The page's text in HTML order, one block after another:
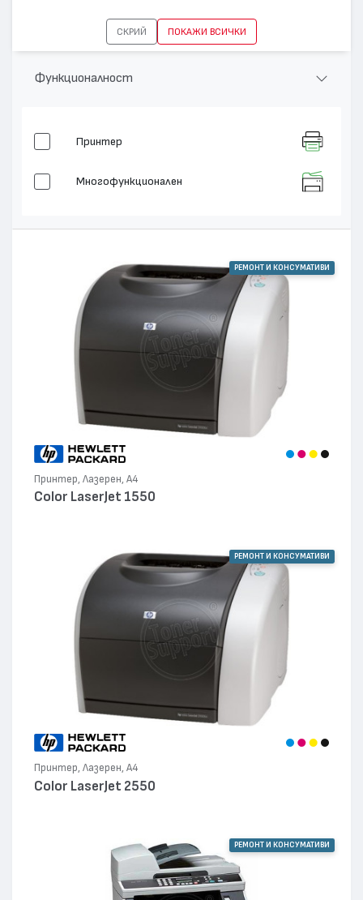
СКРИЙ ПОКАЖИ ВСИЧКИ
Функционалност
Принтер
Многофункционален
РЕМОНТ И КОНСУМАТИВИ
Принтер, Лазерен, А4
Color LaserJet 1550
РЕМОНТ И КОНСУМАТИВИ
Принтер, Лазерен, А4
Color LaserJet 2550
РЕМОНТ И КОНСУМАТИВИ